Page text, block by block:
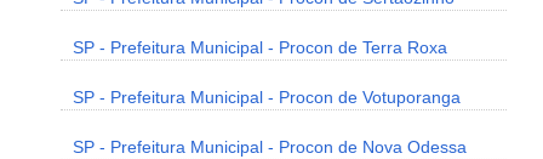
SP - Prefeitura Municipal - Procon de Terra Roxa
SP - Prefeitura Municipal - Procon de Votuporanga
SP - Prefeitura Municipal - Procon de Nova Odessa